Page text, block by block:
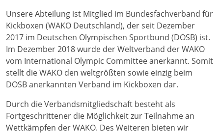
Unsere Abteilung ist Mitglied im Bundesfachverband für
Kickboxen (WAKO Deutschland), der seit Dezember
2017 im Deutschen Olympischen Sportbund (DOSB) ist.
Im Dezember 2018 wurde der Weltverband der WAKO
vom International Olympic Committee anerkannt. Somit
stellt die WAKO den weltgrößten sowie einzig beim
DOSB anerkannten Verband im Kickboxen dar.
Durch die Verbandsmitgliedschaft besteht als
Fortgeschrittener die Möglichkeit zur Teilnahme an
Wettkämpfen der WAKO. Des Weiteren bieten wir